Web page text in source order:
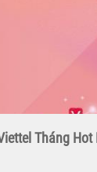
Tháng Hot